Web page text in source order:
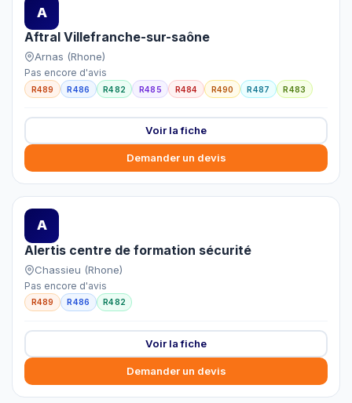
A
Aftral Villefranche-sur-saône
Arnas (Rhone)
Pas encore d'avis
R489 R486 R482 R485 R484 R490 R487 R483
Voir la fiche
Demander un devis
A
Alertis centre de formation sécurité
Chassieu (Rhone)
Pas encore d'avis
R489 R486 R482
Voir la fiche
Demander un devis